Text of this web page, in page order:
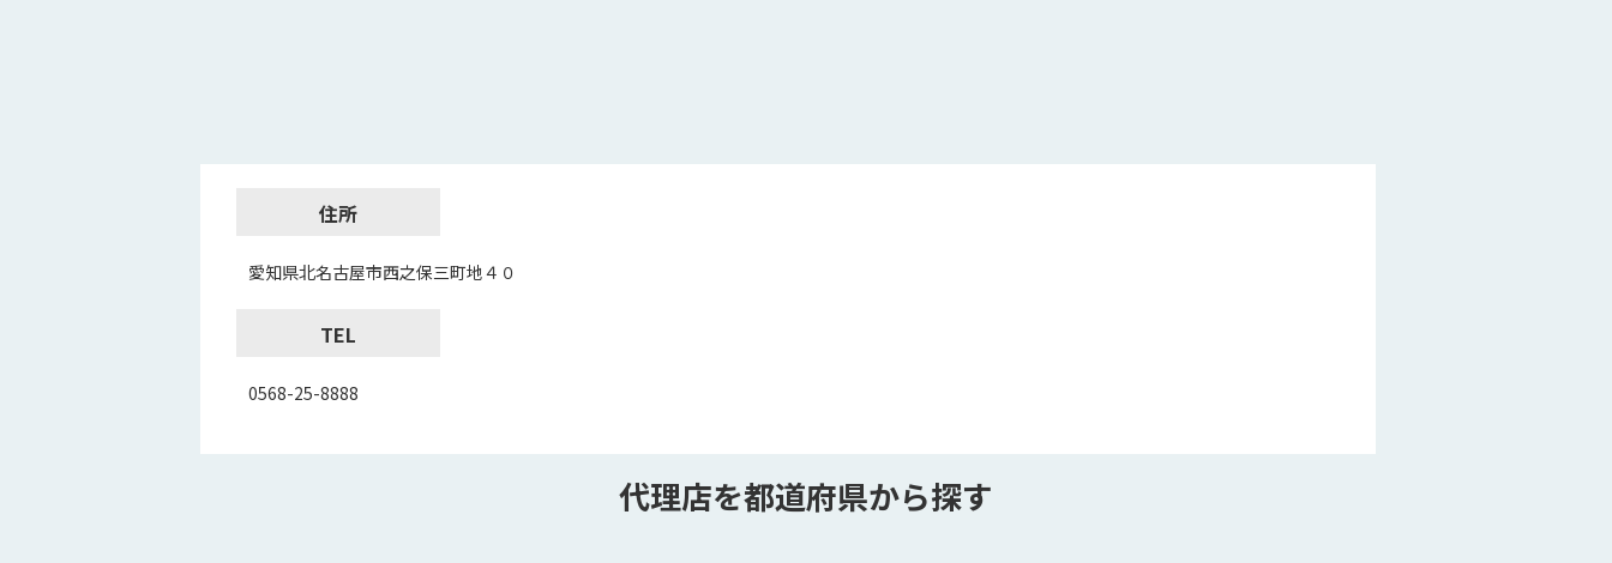
住所
愛知県北名古屋市西之保三町地４０
TEL
0568-25-8888
代理店を都道府県から探す